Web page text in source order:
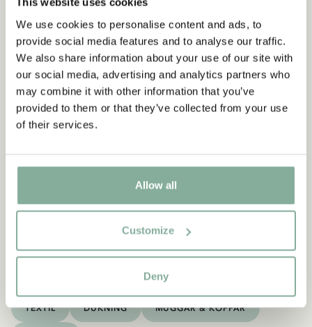
We use cookies to personalise content and ads, to
provide social media features and to analyse our traffic.
We also share information about your use of our site with
our social media, advertising and analytics partners who
may combine it with other information that you’ve
provided to them or that they’ve collected from your use
of their services.
Allow all
Customize
Deny
49.00 SEK
LÄGG I VARUKORG
TEXTIL DUKNING MUGGAR & KOPPAR